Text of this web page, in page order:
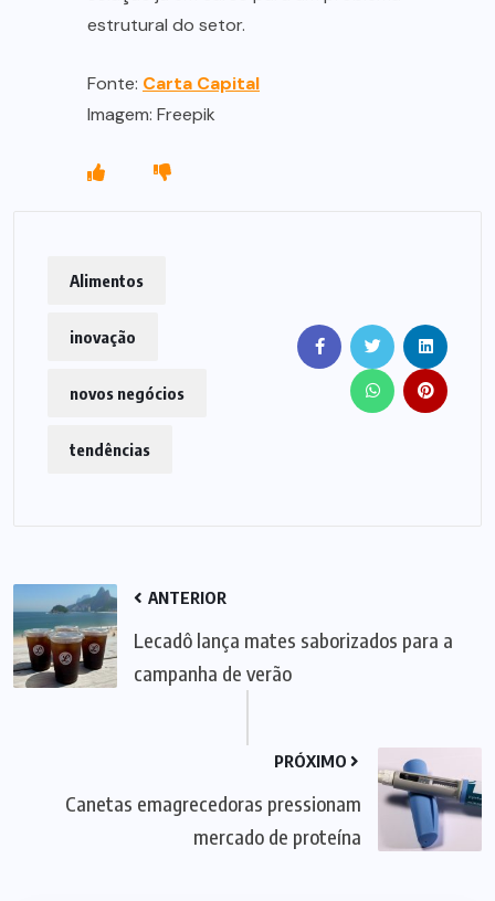
estrutural do setor.
Fonte: Carta Capital
Imagem: Freepik
Alimentos
inovação
novos negócios
tendências
ANTERIOR
Lecadô lança mates saborizados para a
campanha de verão
PRÓXIMO
Canetas emagrecedoras pressionam
mercado de proteína